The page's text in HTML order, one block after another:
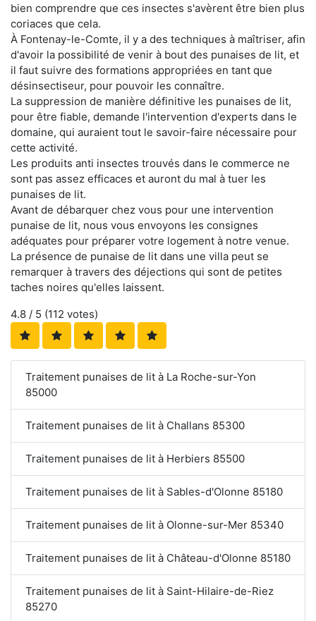
bien comprendre que ces insectes s'avèrent être bien plus
coriaces que cela.
À Fontenay-le-Comte, il y a des techniques à maîtriser, afin
d'avoir la possibilité de venir à bout des punaises de lit, et
il faut suivre des formations appropriées en tant que
désinsectiseur, pour pouvoir les connaître.
La suppression de manière définitive les punaises de lit,
pour être fiable, demande l'intervention d'experts dans le
domaine, qui auraient tout le savoir-faire nécessaire pour
cette activité.
Les produits anti insectes trouvés dans le commerce ne
sont pas assez efficaces et auront du mal à tuer les
punaises de lit.
Avant de débarquer chez vous pour une intervention
punaise de lit, nous vous envoyons les consignes
adéquates pour préparer votre logement à notre venue.
La présence de punaise de lit dans une villa peut se
remarquer à travers des déjections qui sont de petites
taches noires qu'elles laissent.
4.8 / 5 (112 votes)
Traitement punaises de lit à La Roche-sur-Yon
85000
Traitement punaises de lit à Challans 85300
Traitement punaises de lit à Herbiers 85500
Traitement punaises de lit à Sables-d'Olonne 85180
Traitement punaises de lit à Olonne-sur-Mer 85340
Traitement punaises de lit à Château-d'Olonne 85180
Traitement punaises de lit à Saint-Hilaire-de-Riez
85270